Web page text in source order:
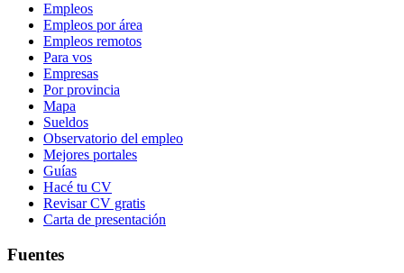
Empleos
Empleos por área
Empleos remotos
Para vos
Empresas
Por provincia
Mapa
Sueldos
Observatorio del empleo
Mejores portales
Guías
Hacé tu CV
Revisar CV gratis
Carta de presentación
Fuentes